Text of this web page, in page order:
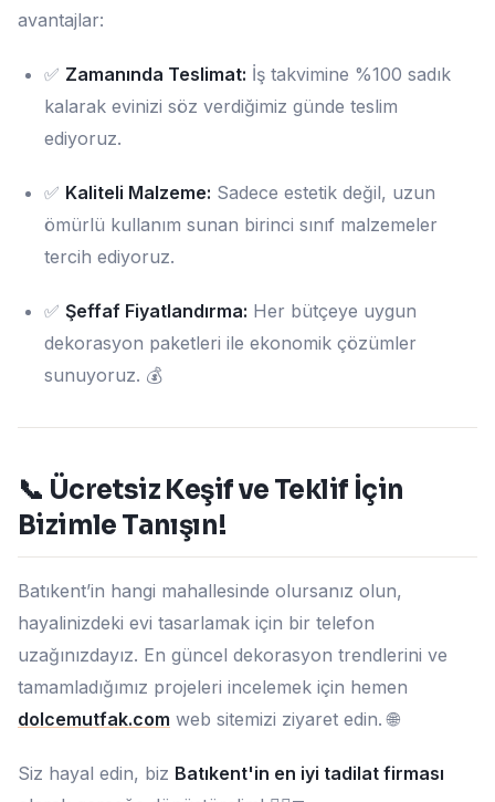
avantajlar:
✅ Zamanında Teslimat: İş takvimine %100 sadık
kalarak evinizi söz verdiğimiz günde teslim
ediyoruz.
✅ Kaliteli Malzeme: Sadece estetik değil, uzun
ömürlü kullanım sunan birinci sınıf malzemeler
tercih ediyoruz.
✅ Şeffaf Fiyatlandırma: Her bütçeye uygun
dekorasyon paketleri ile ekonomik çözümler
sunuyoruz. 💰
📞 Ücretsiz Keşif ve Teklif İçin
Bizimle Tanışın!
Batıkent’in hangi mahallesinde olursanız olun,
hayalinizdeki evi tasarlamak için bir telefon
uzağınızdayız. En güncel dekorasyon trendlerini ve
tamamladığımız projeleri incelemek için hemen
dolcemutfak.com web sitemizi ziyaret edin. 🌐
Siz hayal edin, biz Batıkent'in en iyi tadilat firması